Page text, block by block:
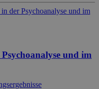
und im